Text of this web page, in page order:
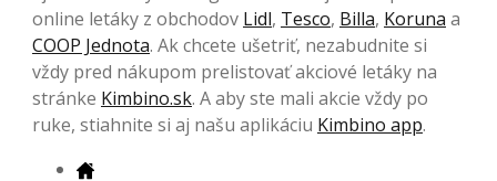
online letáky z obchodov Lidl, Tesco, Billa, Koruna a
COOP Jednota. Ak chcete ušetriť, nezabudnite si
vždy pred nákupom prelistovať akciové letáky na
stránke Kimbino.sk. A aby ste mali akcie vždy po
ruke, stiahnite si aj našu aplikáciu Kimbino app.